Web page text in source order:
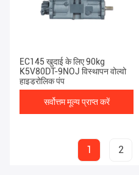
EC145 खुदाई के लिए 90kg
K5V80DT-9NOJ विस्थापन वोल्वो
हाइड्रोलिक पंप
सर्वोत्तम मूल्य प्राप्त करें
1 2